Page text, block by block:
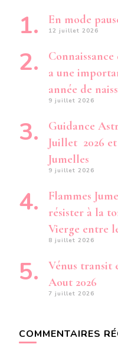
En mode
12 juillet 2026
a une
année de
9 juillet 2026
Guidance
Juillet 2026
Jumelles
9 juillet 2026
Flammes
résister à la
Vierge entre
8 juillet 2026
Vénus transit
Aout 2026
7 juillet 2026
COMMENTAIRES